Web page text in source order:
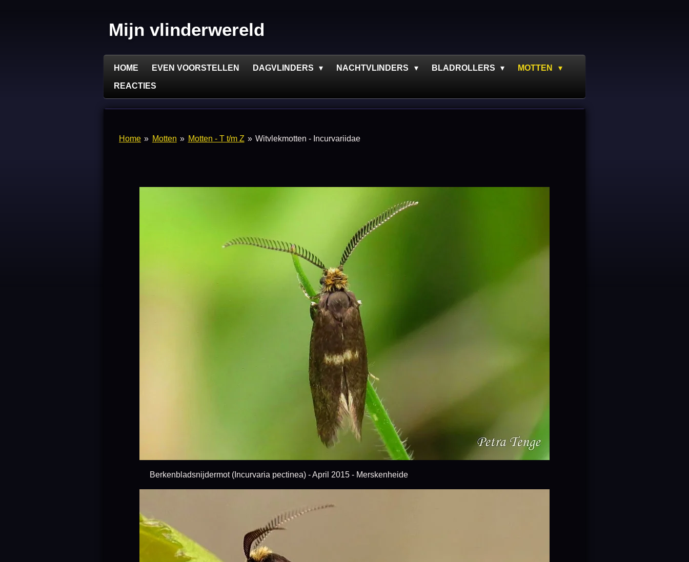
Mijn vlinderwereld
HOME EVEN VOORSTELLEN DAGVLINDERS NACHTVLINDERS BLADROLLERS MOTTEN
REACTIES
Home » Motten » Motten - T t/m Z » Witvlekmotten - Incurvariidae
Berkenbladsnijdermot (Incurvaria pectinea) - April 2015 - Merskenheide